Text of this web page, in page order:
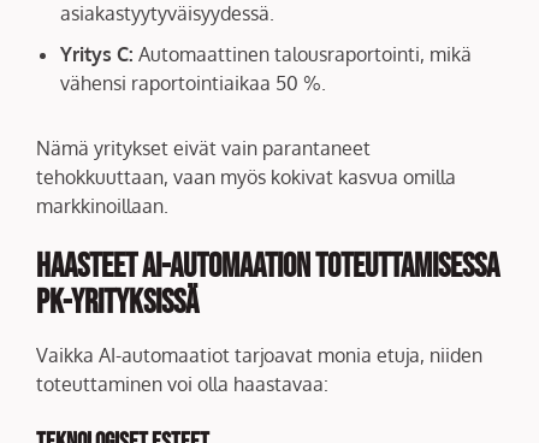
asiakastyytyväisyydessä.
Yritys C: Automaattinen talousraportointi, mikä
vähensi raportointiaikaa 50 %.
Nämä yritykset eivät vain parantaneet
tehokkuuttaan, vaan myös kokivat kasvua omilla
markkinoillaan.
Haasteet AI-automaation Toteuttamisessa
PK-yrityksissä
Vaikka AI-automaatiot tarjoavat monia etuja, niiden
toteuttaminen voi olla haastavaa: